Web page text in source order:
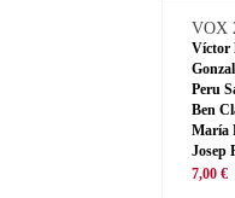
VOX
Víctor
Peru
Ben
María
Josep
7,00 €